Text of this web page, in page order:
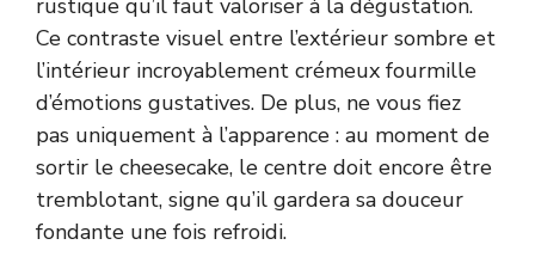
Ce contraste visuel entre l’extérieur sombre et
l’intérieur incroyablement crémeux fourmille
d’émotions gustatives. De plus, ne vous fiez
pas uniquement à l’apparence : au moment de
sortir le cheesecake, le centre doit encore être
tremblotant, signe qu’il gardera sa douceur
fondante une fois refroidi.